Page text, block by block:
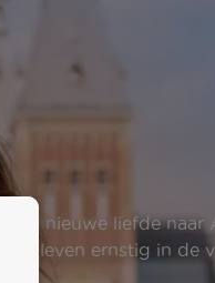
nieuwe liefde naar
leven ernstig in de